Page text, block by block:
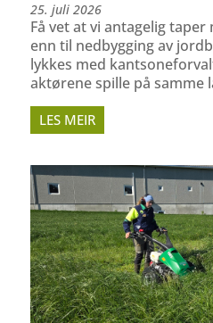
25. juli 2026
Få vet at vi antagelig
enn til nedbygging av
lykkes med
aktørene spille på samme
LES MEIR